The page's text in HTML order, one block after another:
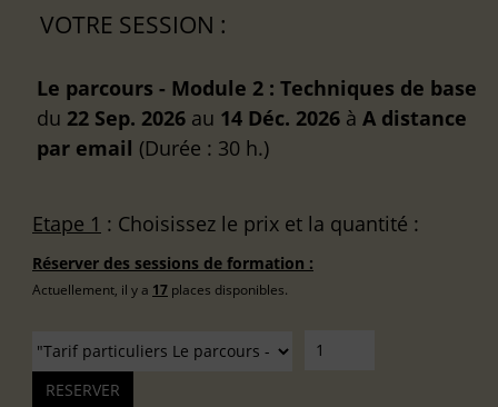
VOTRE SESSION :
Le parcours - Module 2 : Techniques de base
du 22 Sep. 2026 au 14 Déc. 2026 à A distance
par email (Durée : 30 h.)
Etape 1 : Choisissez le prix et la quantité :
Réserver des sessions de formation :
Actuellement, il y a 17 places disponibles.